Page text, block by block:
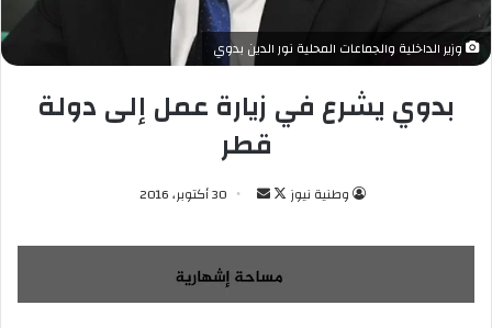
وزير الداخلية والجماعات المحلية نور الدين بدوي
بدوي يشرع في زيارة عمل إلى دولة
قطر
وطنية نيوز
ت
ب
ع
ع
س
ل
ب
30 أكتوبر، 2016